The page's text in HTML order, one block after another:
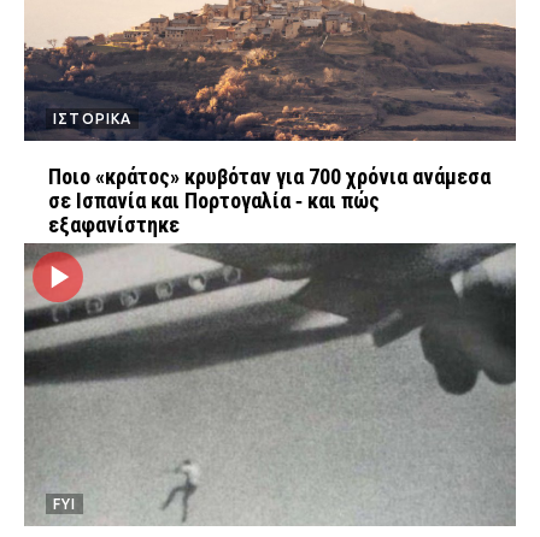
ΙΣΤΟΡΙΚΑ
Ποιο «κράτος» κρυβόταν για 700 χρόνια ανάμεσα
σε Ισπανία και Πορτογαλία ‑ και πώς
εξαφανίστηκε
FYI